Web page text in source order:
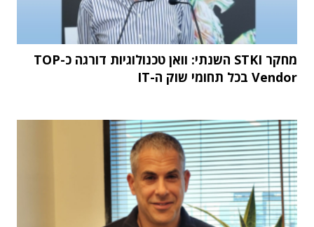
מחקר STKI השנתי: וואן טכנולוגיות דורגה כ-TOP
Vendor בכל תחומי שוק ה-IT